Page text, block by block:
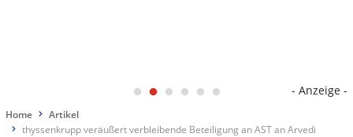
- Anzeige -
Home
Artikel
thyssenkrupp veräußert verbleibende Beteiligung an AST an Arvedi